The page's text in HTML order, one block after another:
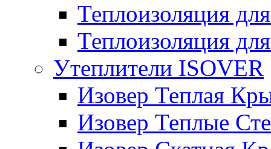
Теплоизоляция
Теплоизоляция
Утеплители ISOVER
Изовер Теплая
Изовер Теплые